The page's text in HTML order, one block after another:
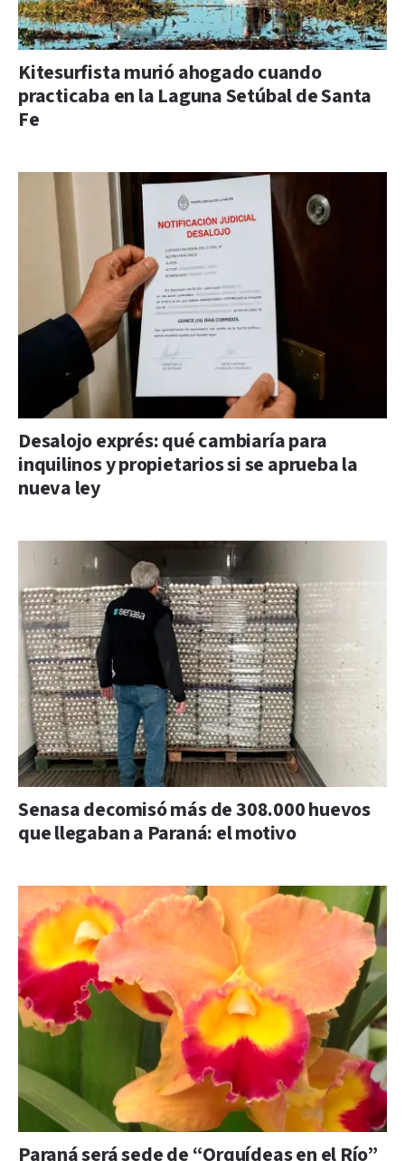
Kitesurfista murió ahogado cuando
practicaba en la Laguna Setúbal de Santa
Fe
Desalojo exprés: qué cambiaría para
inquilinos y propietarios si se aprueba la
nueva ley
Senasa decomisó más de 308.000 huevos
que llegaban a Paraná: el motivo
Paraná será sede de “Orquídeas en el Río”